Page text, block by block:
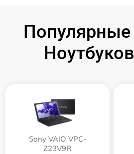
Sony VAIO VPC-
Z23V9R